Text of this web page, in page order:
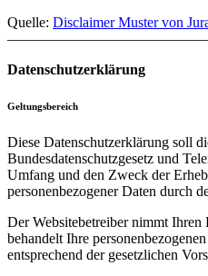
Quelle: Disclaimer Muster von
Datenschutzerklärung
Geltungsbereich
Diese Datenschutzerklärung soll
Bundesdatenschutzgesetz und
Umfang und den Zweck der
personenbezogener Daten durch
Der Websitebetreiber nimmt Ihren
behandelt Ihre
entsprechend der gesetzlichen